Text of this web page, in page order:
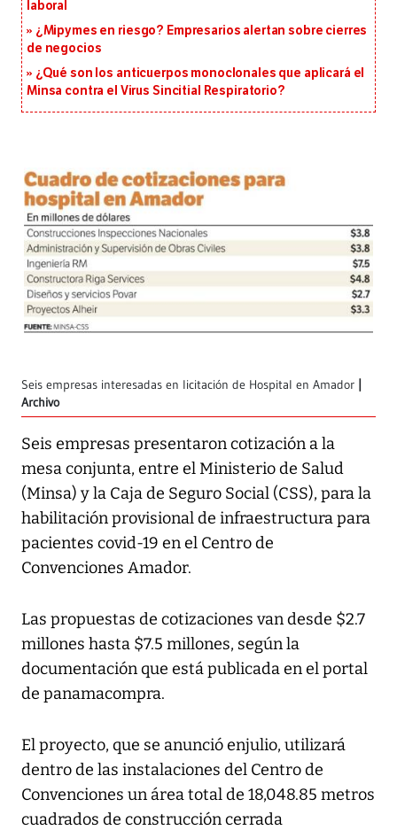
laboral
¿Mipymes en riesgo? Empresarios alertan sobre cierres
de negocios
¿Qué son los anticuerpos monoclonales que aplicará el
Minsa contra el Virus Sincitial Respiratorio?
Seis empresas interesadas en licitación de Hospital en Amador
Archivo
Seis empresas presentaron cotización a la
mesa conjunta, entre el Ministerio de Salud
(Minsa) y la Caja de Seguro Social (CSS), para la
habilitación provisional de infraestructura para
pacientes covid-19 en el Centro de
Convenciones Amador.
Las propuestas de cotizaciones van desde $2.7
millones hasta $7.5 millones, según la
documentación que está publicada en el portal
de panamacompra.
El proyecto, que se anunció enjulio, utilizará
dentro de las instalaciones del Centro de
Convenciones un área total de 18,048.85 metros
cuadrados de construcción cerrada